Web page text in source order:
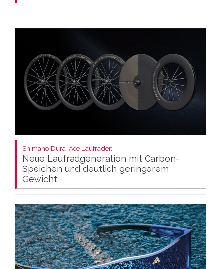
Shimano Dura-Ace Laufräder:
Neue Laufradgeneration mit Carbon-
Speichen und deutlich geringerem
Gewicht